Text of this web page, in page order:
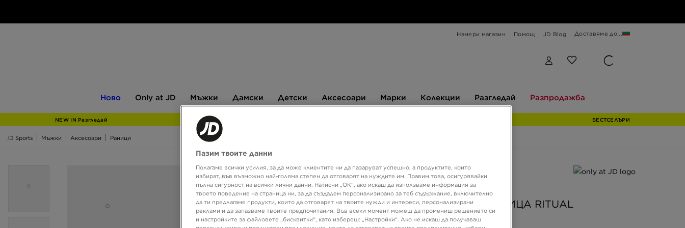
Намери магазин Помощ JD Blog Доставяме до...
Ново
JD
Only at JD Мъжки Дамски Детски Аксесоари Марки Колекции Разгледай Разпродажба
NEW IN Разгледай БЕСТСЕЛЪРИ
JD Sports Мъжки Аксесоари Раници
Супер оферта
Само в JD
HOODRICH РАНИЦА RITUAL
Пазим твоите данни
Полагаме всички усилия, за да може клиентите ни да пазаруват успешно, а продуктите, които
избират, във възможно най-голяма степен да отговарят на нуждите им. Правим това, осигурявайки
пълна сигурност на всички лични данни. Натисни „ОК“, ако искаш да използваме информация за
твоето поведение на страница ни, за да създадем персонализирано за теб съдържание, включително
да ти предлагаме продукти, които да отговарят на твоите нужди и интереси, персонализирани
реклами и да запазваме твоите предпочитания. Във всеки момент можеш да промениш решението си
и настройките за файловете „бисквитки“, като избереш: „Настройки“. Ако не искаш да получаваш